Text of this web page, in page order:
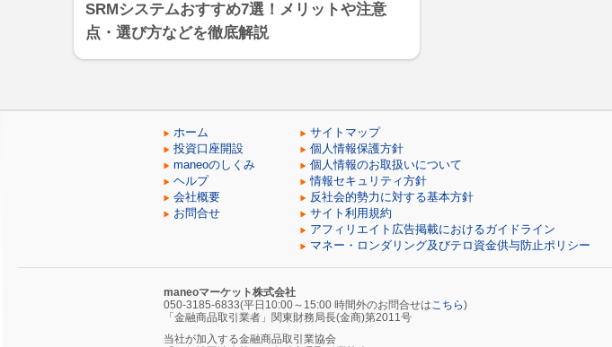
SRMシステムおすすめ7選！メリットや注意
点・選び方などを徹底解説
ホーム
投資口座開設
maneoのしくみ
ヘルプ
会社概要
お問合せ
サイトマップ
個人情報保護方針
個人情報のお取扱いについて
情報セキュリティ方針
反社会的勢力に対する基本方針
サイト利用規約
アフィリエイト広告掲載におけるガイドライン
マネー・ロンダリング及びテロ資金供与防止ポリシー
maneoマーケット株式会社
050-3185-6833(平日10:00～15:00 時間外のお問合せはこちら)
「金融商品取引業者」関東財務局長(金商)第2011号
当社が加入する金融商品取引業協会